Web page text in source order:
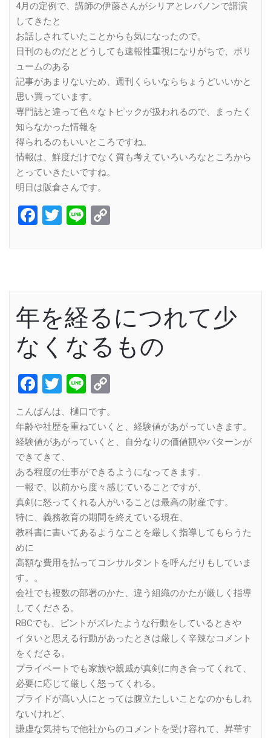
4月の定例で、講師の伊藤さんがシリアとレバノンで講演
してきたと
お話しされていたことからも気になったので。
日刊のものだとどうしても速報性重視になりがちで、ボリ
ュームのある
記事があまりないため、週刊くらいならちょうどいいかと
思い買っています。
専門誌と違って色々なトピックが扱われるので、まったく
知らなかった情報を
得られるのもいいところですね。
情報は、鮮度だけでなく質も考えていろいろなところから
とっていきたいですね。
明日は阪倉さんです。
Facebook
Twitter
Line
年を経るにつれて少
なくなるもの
Facebook
Twitter
Line
こんばんは、樋口です。
年齢や社歴を重ねていくと、経験値があがっていきます。
経験値があがっていくと、自分なりの価値観やパターンが
できてきて、
ある程度の仕事ができるようになってきます。
一報で、以前から度々感じていることですが、
真剣に怒ってくれる人がいることは最高の財産です。
特に、義務教育の期間を終えている現在、
教科書に書いてあるようなことを厳しく指導してもらうた
めに
高額な費用を払ってコンサルタントを呼んだりもしていま
す。。
会社でも複数の部署のかた、違う組織のかたが厳しく指導
してくださる。
RBCでも、ピントがズレたような行動をしているときや
イタいと思える行動があったときは厳しく辛辣なコメント
をくださる。
プライベートでも家族や親戚が真剣に向き合ってくれて、
必要に応じて厳しく怒ってくれる。
プライドが高い人にとっては腹立たしいことなのかもしれ
ないけれど、
謙虚な気持ちで他社からのコメントを受け容れて、昇華す